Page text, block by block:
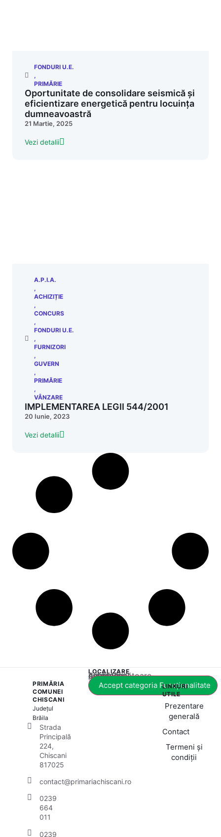
FONDURI U.E.
,
PRIMĂRIE
Oportunitate de consolidare seismică și
eficientizare energetică pentru locuința
dumneavoastră
21 Martie, 2025
Vezi detalii
A.P.I.A.
,
ACHIZIȚIE
,
CONCURS
,
FONDURI U.E.
,
FURNIZORI
,
GUVERN
,
PRIMĂRIE
,
VÂNZARE
IMPLEMENTAREA LEGII 544/2001
20 Iunie, 2023
Vezi detalii
PRIMĂRIA
COMUNEI
CHISCANI
Județul
Brăila
Strada
Principală
224,
Chiscani
817025
contact@primariachiscani.ro
0239
664
011
0239
LOCALIZARE
Acest conținut este blocat până când acceptați categoria corespunzătoare de cookie-uri.
Accept categoria Funcționalitate
LINKURI
UTILE
Prezentare
generală
Contact
Termeni și
condiții